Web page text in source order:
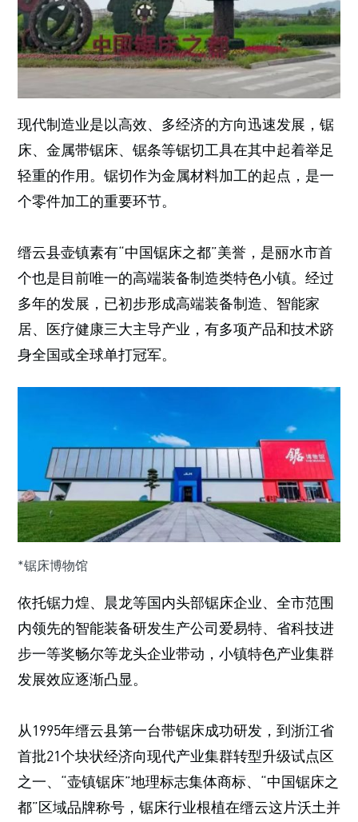
现代制造业是以高效、多经济的方向迅速发展，锯
床、金属带锯床、锯条等锯切工具在其中起着举足
轻重的作用。锯切作为金属材料加工的起点，是一
个零件加工的重要环节。
缙云县壶镇素有“中国锯床之都”美誉，是丽水市首
个也是目前唯一的高端装备制造类特色小镇。经过
多年的发展，已初步形成高端装备制造、智能家
居、医疗健康三大主导产业，有多项产品和技术跻
身全国或全球单打冠军。
*锯床博物馆
依托锯力煌、晨龙等国内头部锯床企业、全市范围
内领先的智能装备研发生产公司爱易特、省科技进
步一等奖畅尔等龙头企业带动，小镇特色产业集群
发展效应逐渐凸显。
从1995年缙云县第一台带锯床成功研发，到浙江省
首批21个块状经济向现代产业集群转型升级试点区
之一、“壶镇锯床”地理标志集体商标、“中国锯床之
都”区域品牌称号，锯床行业根植在缙云这片沃土并